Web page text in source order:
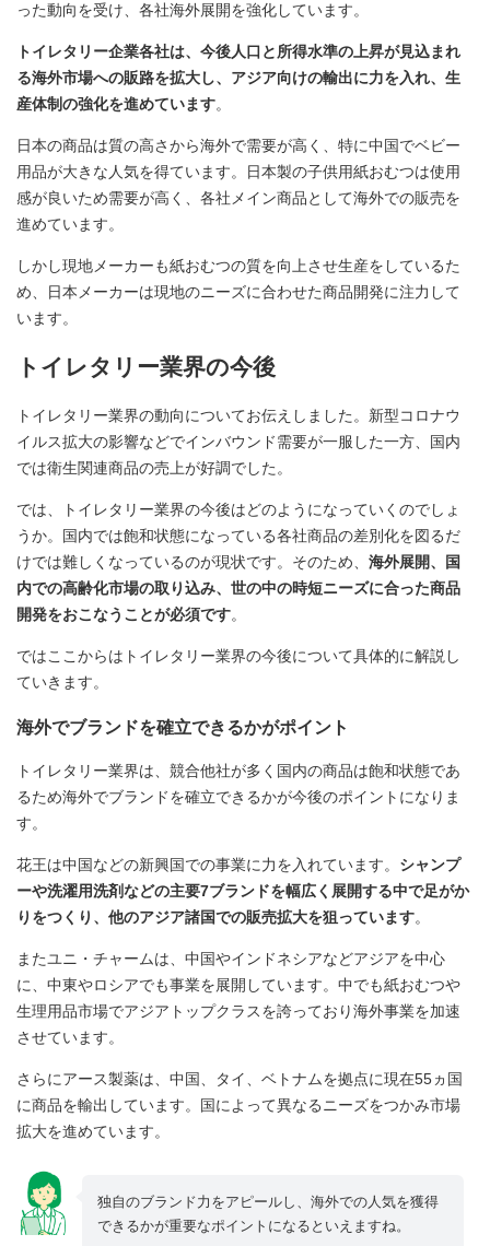
った動向を受け、各社海外展開を強化しています。
トイレタリー企業各社は、今後人口と所得水準の上昇が見込まれ
る海外市場への販路を拡大し、アジア向けの輸出に力を入れ、生
産体制の強化を進めています。
日本の商品は質の高さから海外で需要が高く、特に中国でベビー
用品が大きな人気を得ています。日本製の子供用紙おむつは使用
感が良いため需要が高く、各社メイン商品として海外での販売を
進めています。
しかし現地メーカーも紙おむつの質を向上させ生産をしているた
め、日本メーカーは現地のニーズに合わせた商品開発に注力して
います。
トイレタリー業界の今後
トイレタリー業界の動向についてお伝えしました。新型コロナウ
イルス拡大の影響などでインバウンド需要が一服した一方、国内
では衛生関連商品の売上が好調でした。
では、トイレタリー業界の今後はどのようになっていくのでしょ
うか。国内では飽和状態になっている各社商品の差別化を図るだ
けでは難しくなっているのが現状です。そのため、 海外展開、国
内での高齢化市場の取り込み、世の中の時短ニーズに合った商品
開発をおこなうことが必須です。
ではここからはトイレタリー業界の今後について具体的に解説し
ていきます。
海外でブランドを確立できるかがポイント
トイレタリー業界は、競合他社が多く国内の商品は飽和状態であ
るため海外でブランドを確立できるかが今後のポイントになりま
す。
花王は中国などの新興国での事業に力を入れています。 シャンプ
ーや洗濯用洗剤などの主要7ブランドを幅広く展開する中で足がか
りをつくり、他のアジア諸国での販売拡大を狙っています。
またユニ・チャームは、中国やインドネシアなどアジアを中心
に、中東やロシアでも事業を展開しています。中でも紙おむつや
生理用品市場でアジアトップクラスを誇っており海外事業を加速
させています。
さらにアース製薬は、中国、タイ、ベトナムを拠点に現在55ヵ国
に商品を輸出しています。国によって異なるニーズをつかみ市場
拡大を進めています。
独自のブランド力をアピールし、海外での人気を獲得
できるかが重要なポイントになるといえますね。